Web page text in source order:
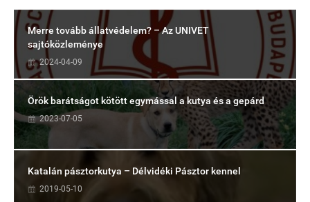
Merre tovább állatvédelem? – Az UNIVET
sajtóközleménye
2024-04-09
Örök barátságot kötött egymással a kutya és a gepárd
2023-07-05
Katalán pásztorkutya – Délvidéki Pásztor kennel
2019-05-10